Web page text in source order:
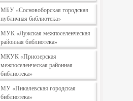
МБУ «Сосновоборская городская
публичная библиотека»
МУК «Лужская межпоселенческая
районная библиотека»
МКУК «Приозерская
межпоселенческая районная
библиотека»
МУ «Пикалевская городская
библиотека»